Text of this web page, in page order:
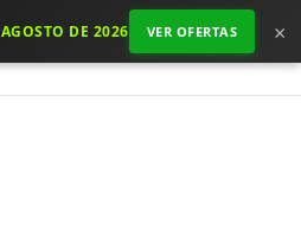
AGOSTO DE 2026 VER OFERTAS ×